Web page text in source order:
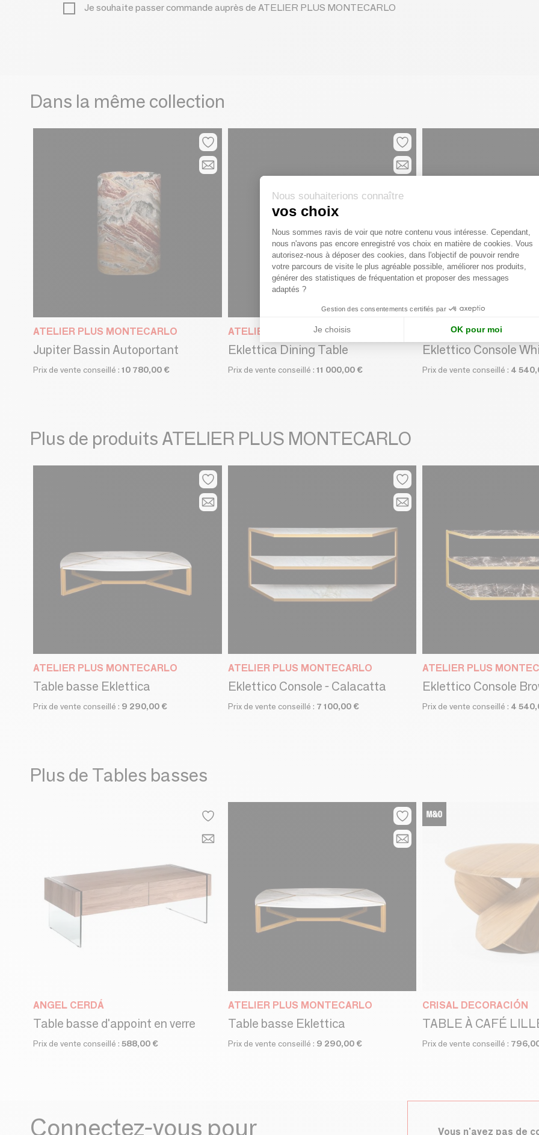
Je souhaite passer commande auprès de ATELIER PLUS MONTECARLO
Dans la même collection
ATELIER PLUS MONTECARLO
Jupiter Bassin Autoportant
Prix de vente conseillé : 10 780,00 €
ATELIER PLUS MONTECARLO
Eklettica Dining Table
Prix de vente conseillé : 11 000,00 €
ATELIER PLUS
Eklettico Console
Prix de vente conseillé : 4
Plus de produits ATELIER PLUS MONTECARLO
ATELIER PLUS MONTECARLO
Table basse Eklettica
Prix de vente conseillé : 9 290,00 €
ATELIER PLUS MONTECARLO
Eklettico Console - Calacatta
Prix de vente conseillé : 7 100,00 €
ATELIER PLUS
Eklettico Console
Prix de vente conseillé : 4
Plus de Tables basses
ANGEL CERDÁ
Table basse d'appoint en verre
Prix de vente conseillé : 588,00 €
ATELIER PLUS MONTECARLO
Table basse Eklettica
Prix de vente conseillé : 9 290,00 €
CRISAL DECORACIÓN
TABLE À CAFÉ
Prix de vente conseillé :
Connectez-vous pour Vous n'avez pas de
Nous souhaiterions connaître
vos choix
Plateforme de Gestion du
Nous sommes ravis de voir que notre contenu vous intéresse. Cependant,
nous n'avons pas encore enregistré vos choix en matière de cookies. Vous
autorisez-nous à déposer des cookies, dans l'objectif de pouvoir rendre
votre parcours de visite le plus agréable possible, améliorer nos produits,
générer des statistiques de fréquentation et proposer des messages
adaptés ?
Gestion des consentements certifiés par
Je choisis OK pour moi
Axeptio consent